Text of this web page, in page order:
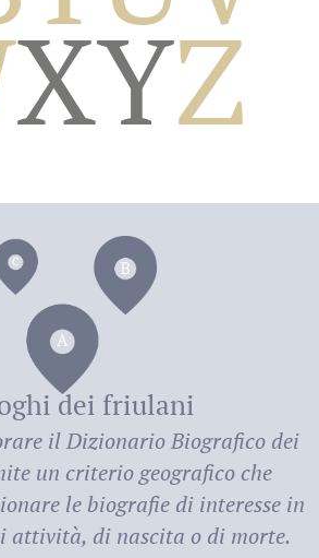
XYZ
dei friulani
ilDizionario Biografico dei
un criterio geografico che
le biografie di interesse in
attività, di nascita o di morte.